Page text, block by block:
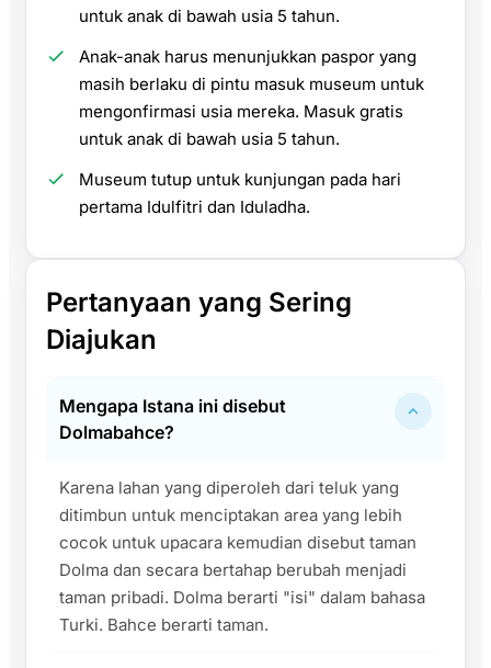
untuk anak di bawah usia 5 tahun.
Anak-anak harus menunjukkan paspor yang
masih berlaku di pintu masuk museum untuk
mengonfirmasi usia mereka. Masuk gratis
untuk anak di bawah usia 5 tahun.
Museum tutup untuk kunjungan pada hari
pertama Idulfitri dan Iduladha.
Pertanyaan yang Sering
Diajukan
Mengapa Istana ini disebut
Dolmabahce?
Karena lahan yang diperoleh dari teluk yang
ditimbun untuk menciptakan area yang lebih
cocok untuk upacara kemudian disebut taman
Dolma dan secara bertahap berubah menjadi
taman pribadi. Dolma berarti "isi" dalam bahasa
Turki. Bahce berarti taman.